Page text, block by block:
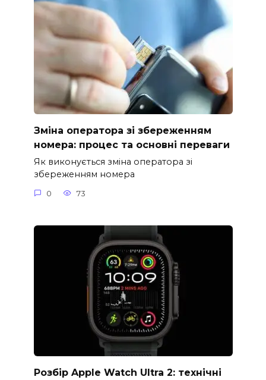
Зміна оператора зі збереженням
номера: процес та основні переваги
Як виконується зміна оператора зі
збереженням номера
0 73
Розбір Apple Watch Ultra 2: технічні